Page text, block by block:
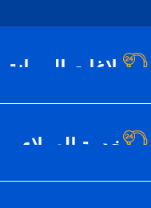
بلاغات الصيانة
خدمة العملاء